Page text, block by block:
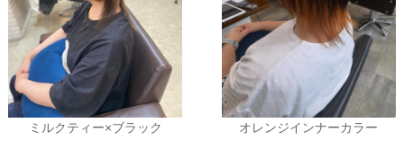
ミルクティー×ブラック オレンジインナーカラー